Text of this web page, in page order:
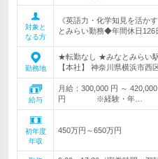
対象と
なる方
《英語力・化学知見を活か
とみらい勤務◆年間休日
勤務地
★転勤なし ★みなとみらい
【本社】 神奈川県横浜市西
給与
月給：300,000 円 ～
円 ※経験・年…
初年度
年収
450万円～650万円